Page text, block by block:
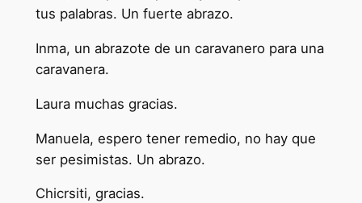
tus palabras. Un fuerte abrazo.
Inma, un abrazote de un caravanero para una
caravanera.
Laura muchas gracias.
Manuela, espero tener remedio, no hay que
ser pesimistas. Un abrazo.
Chicrsiti, gracias.